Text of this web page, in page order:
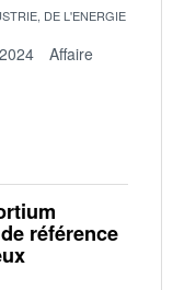
DE L'ENERGIE
Affaire
référence